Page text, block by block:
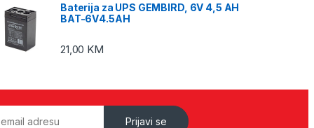
Baterija za UPS GEMBIRD, 6V 4,5 AH
BAT-6V4.5AH
21,00 KM
Prijavi se